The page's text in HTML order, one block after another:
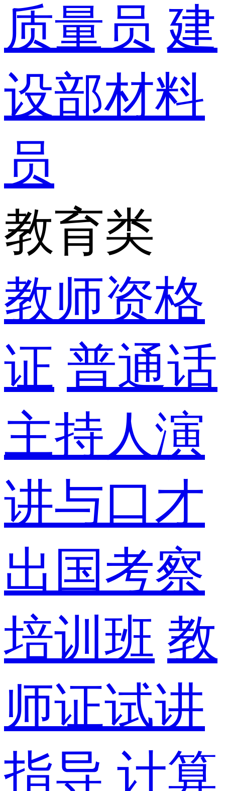
质量员 建
设部材料
员
教育类
教师资格
证 普通话
主持人演
讲与口才
出国考察
培训班 教
师证试讲
指导 计算